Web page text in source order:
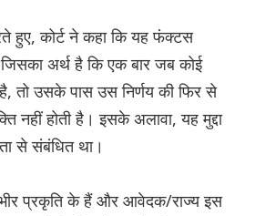
हुए, कोर्ट ने कहा कि यह फंक्टस
अर्थ है कि एक बार जब कोई
है, तो उसके पास उस निर्णय की फिर से
नहीं होती है। इसके अलावा, यह मुद्दा
से संबंधित था।
प्रकृति के हैं और आवेदक/राज्य इस